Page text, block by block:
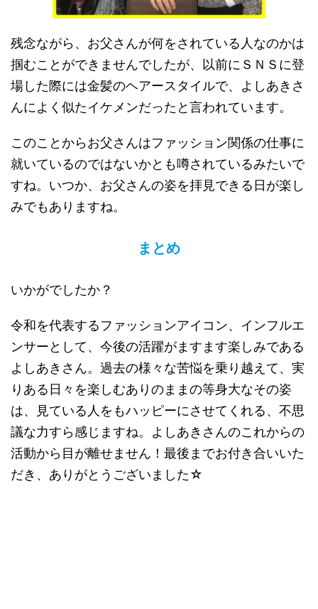
残念ながら、お父さんが何をされている人なのかは
掴むことができませんでしたが、以前にＳＮＳに登
場した際には金髪のヘアースタイルで、よしあきさ
んによく似たイケメンだったと言われています。
このことからお父さんはファッション関係の仕事に
就いているのではないかとも噂されているみたいで
すね。いつか、お父さんの姿を拝見できる日が楽し
みでもありますね。
まとめ
いかがでしたか？
令和を代表するファッションアイコン、インフルエ
ンサーとして、今後の活躍がますます楽しみである
よしあきさん。過去の様々な苦悩を乗り越えて、実
りある日々を楽しむありのままの等身大なその姿
は、見ている人をもハッピーにさせてくれる、不思
議な力すら感じますね。よしあきさんのこれからの
活動から目が離せません！最後までお付き合いいた
だき、ありがとうございました☆